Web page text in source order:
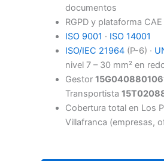
documentos
RGPD y plataforma CAE
ISO 9001 · ISO 14001
ISO/IEC 21964(P-6) ·
nivel 7 – 30 mm² en
Gestor
Transportista
Cobertura total en Los
Villafranca (empresas,